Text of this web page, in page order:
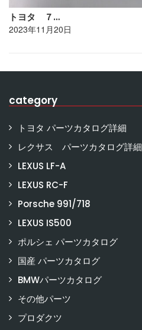
トヨタ ７…
2023年11月20日
category
トヨタ パーツカタログ詳細
レクサス パーツカタログ詳細
LEXUS LF-A
LEXUS RC-F
Porsche 991/718
LEXUS IS500
ポルシェ パーツカタログ
国産 パーツカタログ
BMWパーツカタログ
その他パーツ
プロダクツ